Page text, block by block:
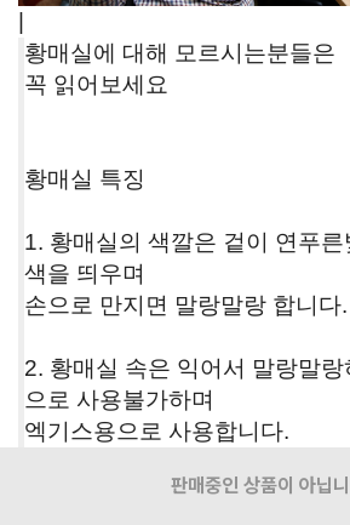
|
황매실에 대해 모르시는분들은
꼭 읽어보세요
황매실 특징
1. 황매실의 색깔은 겉이 연푸
색을 띄우며
손으로 만지면 말랑말랑 합니다.
2. 황매실 속은 익어서 말랑말
으로 사용불가하며
엑기스용으로 사용합니다.
3.황매실은 겉이 노랑게 익었을
판매중인 상품이 아닙